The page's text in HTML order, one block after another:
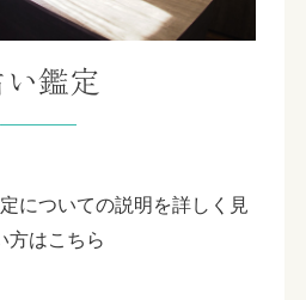
い鑑定
についての説明を詳しく見
方はこちら